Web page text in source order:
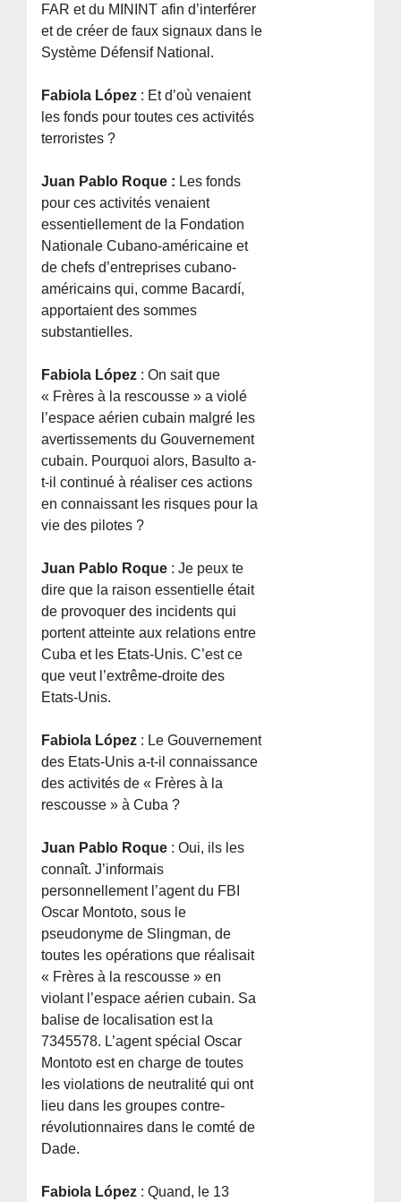
FAR et du MININT afin d’interférer
et de créer de faux signaux dans le
Système Défensif National.
Fabiola López : Et d’où venaient
les fonds pour toutes ces activités
terroristes ?
Juan Pablo Roque : Les fonds
pour ces activités venaient
essentiellement de la Fondation
Nationale Cubano-américaine et
de chefs d’entreprises cubano-
américains qui, comme Bacardí,
apportaient des sommes
substantielles.
Fabiola López : On sait que
« Frères à la rescousse » a violé
l’espace aérien cubain malgré les
avertissements du Gouvernement
cubain. Pourquoi alors, Basulto a-
t-il continué à réaliser ces actions
en connaissant les risques pour la
vie des pilotes ?
Juan Pablo Roque : Je peux te
dire que la raison essentielle était
de provoquer des incidents qui
portent atteinte aux relations entre
Cuba et les Etats-Unis. C’est ce
que veut l’extrême-droite des
Etats-Unis.
Fabiola López : Le Gouvernement
des Etats-Unis a-t-il connaissance
des activités de « Frères à la
rescousse » à Cuba ?
Juan Pablo Roque : Oui, ils les
connaît. J’informais
personnellement l’agent du FBI
Oscar Montoto, sous le
pseudonyme de Slingman, de
toutes les opérations que réalisait
« Frères à la rescousse » en
violant l’espace aérien cubain. Sa
balise de localisation est la
7345578. L’agent spécial Oscar
Montoto est en charge de toutes
les violations de neutralité qui ont
lieu dans les groupes contre-
révolutionnaires dans le comté de
Dade.
Fabiola López : Quand, le 13